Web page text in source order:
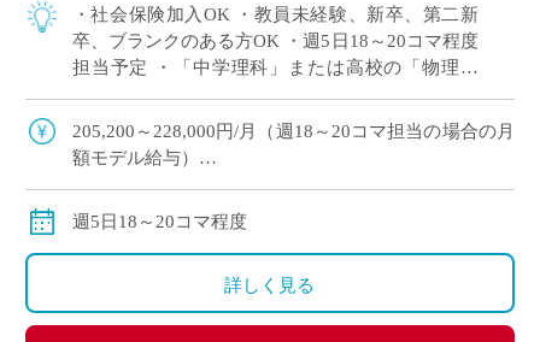
・社会保険加入OK ・教員未経験、新卒、第二新
卒、ブランクのある方OK ・週5日18～20コマ程度
担当予定 ・「中学理科」または高校の「物理」
OK ・2学期スタートですが […]
205,200～228,000円/月（週18～20コマ担当の場合の月
額モデル給与）
週18コマ以上担当で、社会保険加入
週5日18～20コマ程度
詳しく見る